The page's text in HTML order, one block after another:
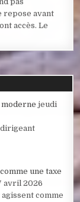
repose avant
accès. Le
moderne jeudi
dirigeant
une taxe
avril 2026
comme